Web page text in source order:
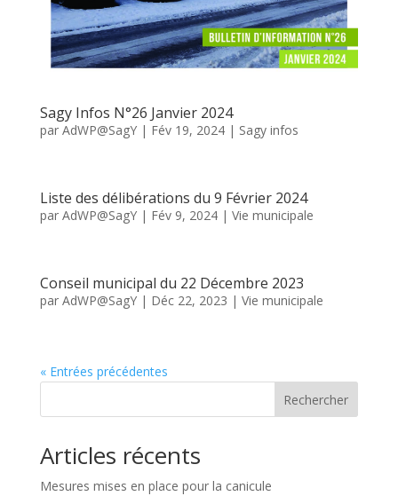
Sagy Infos N°26 Janvier 2024
par AdWP@SagY| Fév 19, 2024| Sagy infos
Liste des délibérations du 9 Février 2024
par AdWP@SagY| Fév 9, 2024| Vie municipale
Conseil municipal du 22 Décembre 2023
par AdWP@SagY| Déc 22, 2023 | Vie municipale
« Entrées précédentes
Rechercher
Articles récents
Mesures mises en place pour la canicule